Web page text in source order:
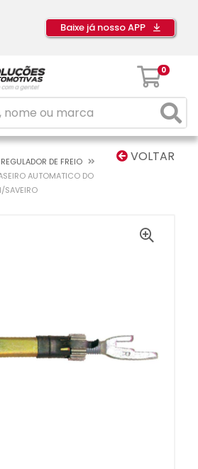
Baixe já nosso APP
0
VOLTAR
REGULADOR DE FREIO
AUTOMATICO DO
SAVEIRO